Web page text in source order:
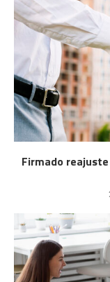
Firmado